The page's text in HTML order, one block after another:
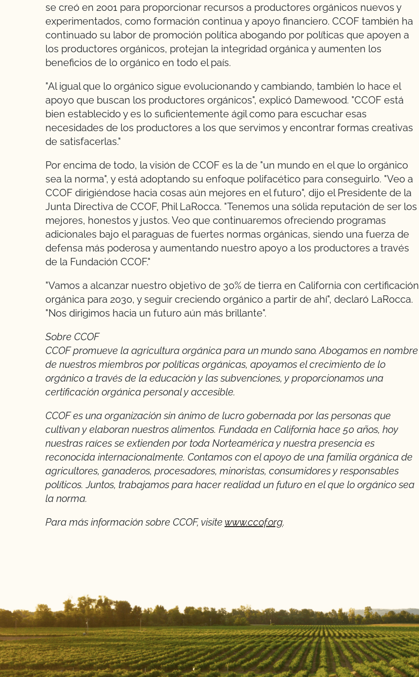
se creó en 2001 para proporcionar recursos a productores orgánicos nuevos y
experimentados, como formación continua y apoyo financiero. CCOF también ha
continuado su labor de promoción política abogando por políticas que apoyen a
los productores orgánicos, protejan la integridad orgánica y aumenten los
beneficios de lo orgánico en todo el país.
"Al igual que lo orgánico sigue evolucionando y cambiando, también lo hace el
apoyo que buscan los productores orgánicos", explicó Damewood. "CCOF está
bien establecido y es lo suficientemente ágil como para escuchar esas
necesidades de los productores a los que servimos y encontrar formas creativas
de satisfacerlas."
Por encima de todo, la visión de CCOF es la de "un mundo en el que lo orgánico
sea la norma", y está adoptando su enfoque polifacético para conseguirlo. "Veo a
CCOF dirigiéndose hacia cosas aún mejores en el futuro", dijo el Presidente de la
Junta Directiva de CCOF, Phil LaRocca. "Tenemos una sólida reputación de ser los
mejores, honestos y justos. Veo que continuaremos ofreciendo programas
adicionales bajo el paraguas de fuertes normas orgánicas, siendo una fuerza de
defensa más poderosa y aumentando nuestro apoyo a los productores a través
de la Fundación CCOF."
"Vamos a alcanzar nuestro objetivo de 30% de tierra en California con certificación
orgánica para 2030, y seguir creciendo orgánico a partir de ahí", declaró LaRocca.
"Nos dirigimos hacia un futuro aún más brillante".
Sobre CCOF
CCOF promueve la agricultura orgánica para un mundo sano. Abogamos en nombre
de nuestros miembros por políticas orgánicas, apoyamos el crecimiento de lo
orgánico a través de la educación y las subvenciones, y proporcionamos una
certificación orgánica personal y accesible.
CCOF es una organización sin ánimo de lucro gobernada por las personas que
cultivan y elaboran nuestros alimentos. Fundada en California hace 50 años, hoy
nuestras raíces se extienden por toda Norteamérica y nuestra presencia es
reconocida internacionalmente. Contamos con el apoyo de una familia orgánica de
agricultores, ganaderos, procesadores, minoristas, consumidores y responsables
políticos. Juntos, trabajamos para hacer realidad un futuro en el que lo orgánico sea
la norma.
Para más información sobre CCOF, visite www.ccof.org.